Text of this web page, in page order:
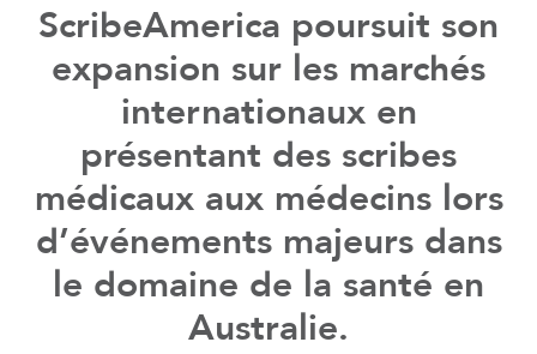
ScribeAmerica poursuit son
expansion sur les marchés
internationaux en
présentant des scribes
médicaux aux médecins lors
d’événements majeurs dans
le domaine de la santé en
Australie.